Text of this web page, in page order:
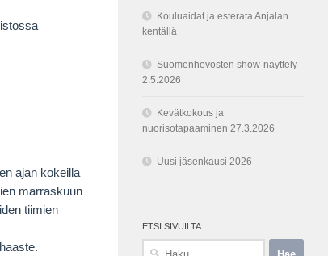
ajan kokeilla
marraskuun
tiimien
Kouluaidat ja esterata Anjalan
kentällä
Suomenhevosten show-näyttely
2.5.2026
Kevätkokous ja
nuorisotapaaminen 27.3.2026
Uusi jäsenkausi 2026
ETSI SIVUILTA